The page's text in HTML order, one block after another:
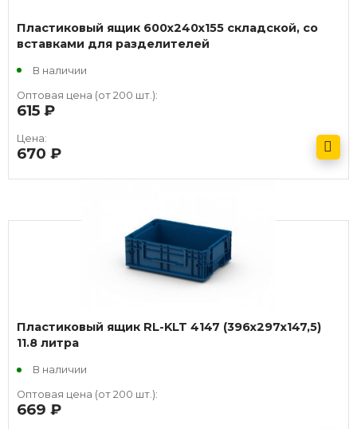
Пластиковый ящик 600х240х155 складской, со
вставками для разделителей
В наличии
Оптовая цена (от 200 шт.):
615
Цена:
670
Пластиковый ящик RL-KLT 4147 (396х297х147,5)
11.8 литра
В наличии
Оптовая цена (от 200 шт.):
669